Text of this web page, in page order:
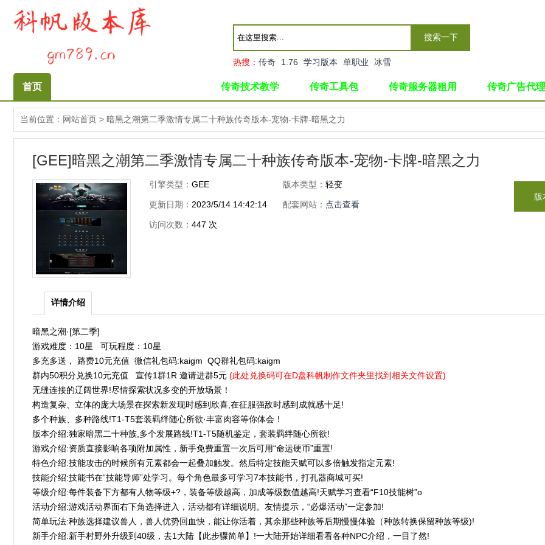
搜索一下
热搜： 传奇 1.76 学习版本 单职业 冰雪
首页 传奇技术教学 传奇工具包 传奇服务器租用 传奇广告代理
当前位置： 网站首页 > 暗黑之潮第二季激情专属二十种族传奇版本-宠物-卡牌-暗黑之力
[GEE]暗黑之潮第二季激情专属二十种族传奇版本-宠物-卡牌-暗黑之力
引擎类型： GEE 版本类型： 轻变
更新日期： 2023/5/14 14:42:14 配套网站： 点击查看
访问次数： 447 次
版
详情介绍
暗黑之潮·[第二季]
游戏难度：10星 可玩程度：10星
多充多送， 路费10元充值 微信礼包码:kaigm QQ群礼包码:kaigm
群内50积分兑换10元充值 宣传1群1R 邀请进群5元 (此处兑换码可在D盘科帆制作文件夹里找到相关文件设置)
无缝连接的辽阔世界!尽情探索状况多变的开放场景！
构造复杂、立体的庞大场景在探索新发现时感到欣喜,在征服强敌时感到成就感十足!
多个种族、多种路线!T1-T5套装羁绊随心所欲·丰富肉容等你体会！
版本介绍:独家暗黑二十种族,多个发展路线!T1-T5随机鉴定，套装羁绊随心所欲!
游戏介绍:资质直接影响各项附加属性，新手免费重置一次后可用“命运硬币”重置!
特色介绍:技能攻击的时候所有元素都会一起叠加触发。然后特定技能天赋可以多倍触发指定元素!
技能介绍:技能书在“技能导师”处学习。每个角色最多可学习7本技能书，打孔器商城可买!
等级介绍:每件装备下方都有人物等级+?，装备等级越高，加成等级数值越高!天赋学习查看“F10技能树”o
活动介绍:游戏活动界面右下角选择进入，活动都有详细说明。友情提示，“必爆活动”一定参加!
简单玩法:种族选择建议兽人，兽人优势回血快，能让你活着，其余那些种族等后期慢慢体验（种族转换保留种族等级)!
新手介绍:新手村野外升级到40级，去1大陆【此步骤简单】!一大陆开始详细看看各种NPC介绍，一目了然!